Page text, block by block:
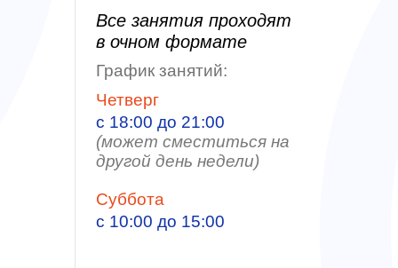
Все занятия проходят
в очном формате
График занятий:
Четверг
с 18:00 до 21:00
(может сместиться на
другой день недели)
Суббота
с 10:00 до 15:00